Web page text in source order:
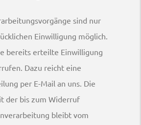
sind nur
Einwilligung möglich.
bereits erteilte Einwilligung
Dazu reicht eine
per E-Mail an uns. Die
der bis zum Widerruf
bleibt vom